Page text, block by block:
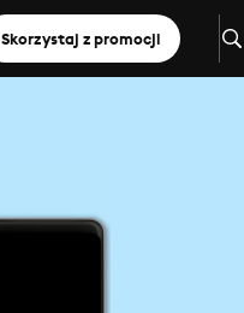
Skorzystaj z promocji